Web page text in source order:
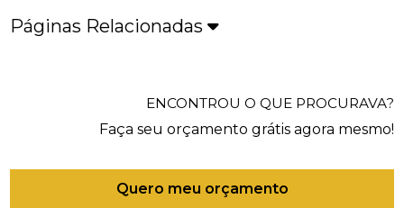
Páginas Relacionadas
ENCONTROU O QUE PROCURAVA?
Faça seu orçamento grátis agora mesmo!
Quero meu orçamento